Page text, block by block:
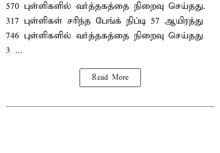
570 புள்ளிகளில் வர்த்தகத்தை நிறைவு செய்தது.
317 புள்ளிகள் சரிந்த பேங்க் நிப்டி 57 ஆயிரத்து
746 புள்ளிகளில் வர்த்தகத்தை நிறைவு செய்தது
3 ...
Read More